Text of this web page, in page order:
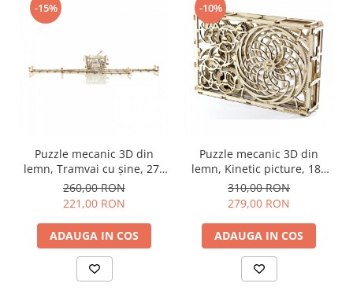
-15%
Puzzle mecanic 3D din
lemn, Tramvai cu șine, 273
piese
260,00 RON
221,00 RON
ADAUGA IN COS
-10%
Puzzle mecanic 3D din
lemn, Kinetic picture, 185
piese
310,00 RON
279,00 RON
ADAUGA IN COS